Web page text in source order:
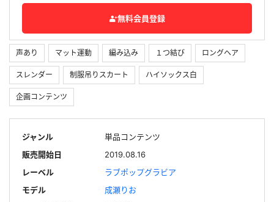
声あり マット運動 編み込み １つ結び ロングヘア
スレンダー 制服吊りスカート ハイソックス白
企画コンテンツ
ジャンル
単品コンテンツ
販売開始日
2019.08.16
レーベル
ラブポップグラビア
モデル
成瀬りお
無料会員登録